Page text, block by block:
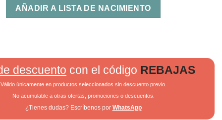
AÑADIR A LISTA DE NACIMIENTO
descuento con el código REBAJAS
Válido únicamente en productos seleccionados sin descuento previo.
No acumulable a otras ofertas, promociones o descuentos.
¿Tienes dudas? Escríbenos por WhatsApp